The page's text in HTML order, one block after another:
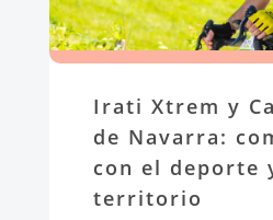
Irati Xtrem y
de Navarra:
con el deporte
territorio